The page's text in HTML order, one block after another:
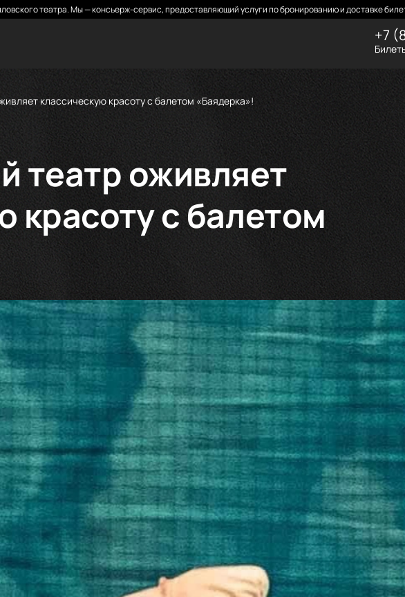
театра. Мы — консьерж-сервис, предоставляющий услуги по бронированию и доставке
+7
классическую красоту с балетом «Баядерка»!
театр оживляет
красоту с балетом